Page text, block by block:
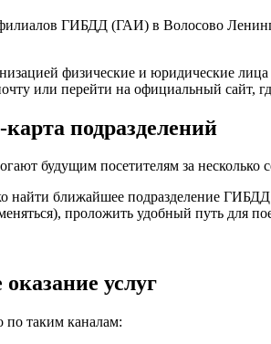
ГИБДД (ГАИ) в Волосово
физические и юридические
или перейти на официальный сайт,
подразделений
будущим посетителям за несколько
найти ближайшее подразделение
проложить удобный путь для
услуг
по таким каналам: